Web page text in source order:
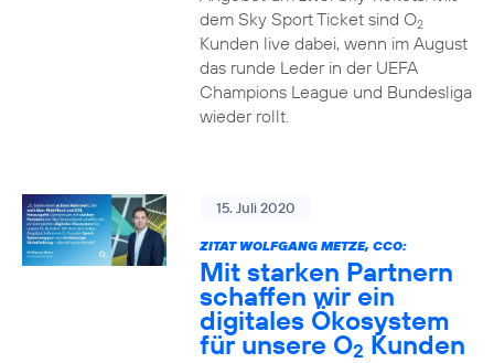
dem Sky Sport Ticket sind O2
Kunden live dabei, wenn im August
das runde Leder in der UEFA
Champions League und Bundesliga
wieder rollt.
15. Juli 2020
ZITAT WOLFGANG METZE, CCO:
Mit starken Partnern
schaffen wir ein
digitales Ökosystem
für unsere O2 Kunden